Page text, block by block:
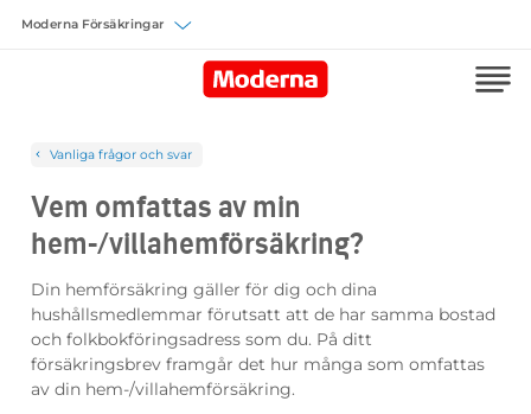
Vanliga frågor och svar
Vem omfattas av min
hem-/villahemförsäkring?
Din hemförsäkring gäller för dig och dina
hushållsmedlemmar förutsatt att de har samma bostad
och folkbokföringsadress som du. På ditt
försäkringsbrev framgår det hur många som omfattas
av din hem-/villahemförsäkring.